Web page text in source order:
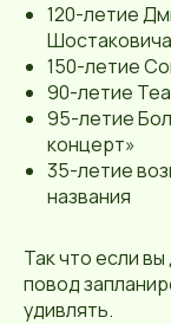
120-летие
Шостаковича
150-летие
90-летие
95-летие
концерт»
35-летие
названия
Так что если
повод
удивлять.